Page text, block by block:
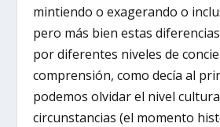
mintiendo o exagerando o
pero más bien estas
por diferentes niveles de
comprensión, como decía al
podemos olvidar el nivel
circunstancias (el momento